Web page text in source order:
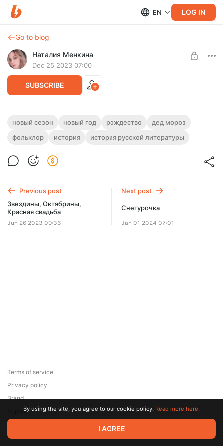
EN LOG IN
Go to blog
Наталия Менкина
Dec 25 2023 07:00
SUBSCRIBE
Дед Мороз
Конец года - начало сезона!Level required:
новый сезон новый год рождество
дед мороз
фольклор
история история русской литературы
Previous post
Звездины, Октябрины,
Красная свадьба
Jun 26 2023 09:36
Next post
Снегурочка
Jan 01 2024 07:01
© 2026 Zaya Solutions Limited. All rights reserved. All trademarks
are the property of their respective owners.
Terms of service
Privacy policy
Brand
SupportBy using the site, you agree to our cookie policy. Read more here.
I AGREE